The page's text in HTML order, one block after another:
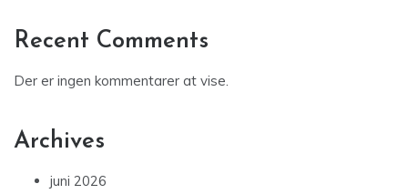
Recent Comments
Der er ingen kommentarer at vise.
Archives
juni 2026